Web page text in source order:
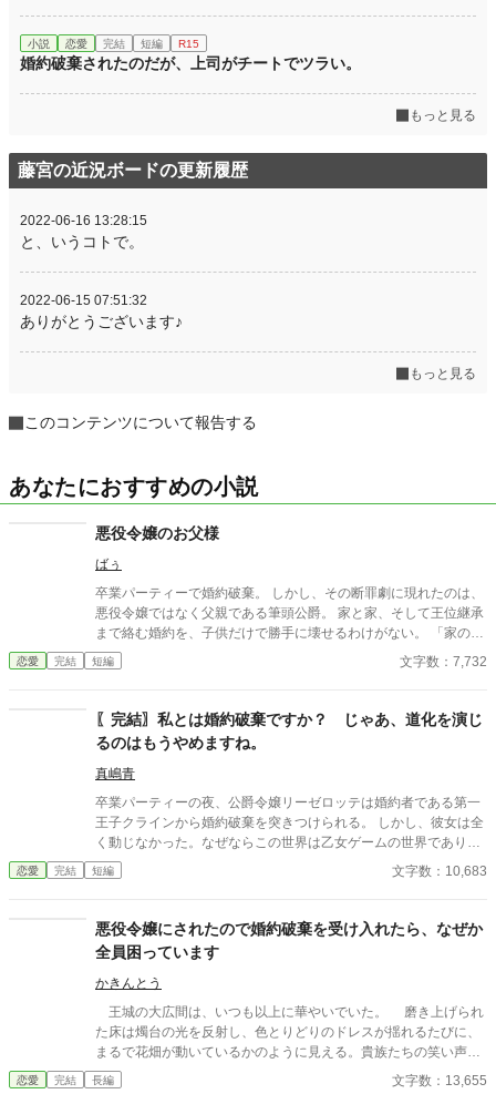
小説 恋愛 完結 短編 R15
婚約破棄されたのだが、上司がチートでツラい。
もっと見る
藤宮の近況ボードの更新履歴
2022-06-16 13:28:15
と、いうコトで。
2022-06-15 07:51:32
ありがとうございます♪
もっと見る
このコンテンツについて報告する
あなたにおすすめの小説
悪役令嬢のお父様
ばぅ
卒業パーティーで婚約破棄。 しかし、その断罪劇に現れたのは、
悪役令嬢ではなく父親である筆頭公爵。 家と家、そして王位継承
まで絡む婚約を、子供だけで勝手に壊せるわけがない。 「家の話
であれば、私を通していただこうか」 その一言で、恋に酔った王
太子の“物語”は終わりを告げて――！？ これは、婚約破棄を現実
話。
恋愛 完結 短編 文字数：7,732
〖完結〗私とは婚約破棄ですか？ じゃあ、道化を演じ
るのはもうやめますね。
真嶋青
卒業パーティーの夜、公爵令嬢リーゼロッテは婚約者である第一
王子クラインから婚約破棄を突きつけられる。 しかし、彼女は全
く動じなかった。なぜならこの世界は乙女ゲームの世界であり、
今日この「断罪イベント」が起こることを前世の記憶から知って
いたからだ。 「私とは婚約破棄ですか？ 承知いたしました。―
拠と証人を次々と提示し、王子の言いがかりを公衆の面前で華麗
に論破していく。 ※カクヨム、小説家になろうにも掲載していま
す。
恋愛 完結 短編 文字数：10,683
悪役令嬢にされたので婚約破棄を受け入れたら、なぜか
全員困っています
かきんとう
王城の大広間は、いつも以上に華やいでいた。 磨き上げられ
た床は燭台の光を反射し、色とりどりのドレスが揺れるたびに、
まるで花畑が動いているかのように見える。貴族たちの笑い声、
楽団の優雅な旋律、そして、ひそやかな噂話が、空気を満たして
恋愛 完結 長編 文字数：13,655